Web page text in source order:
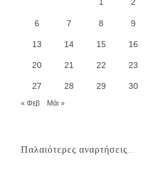
1 2
6 7 8 9
13 14 15 16
20 21 22 23
27 28 29 30
« Φεβ Μάι »
Παλαιότερες αναρτήσεις...